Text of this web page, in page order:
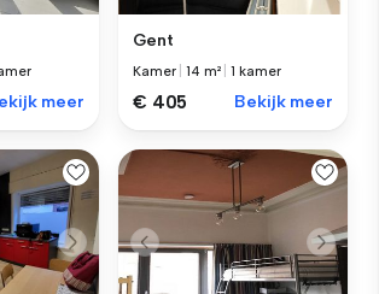
meer
Gent
Kamer |14 m² |1 kamer
€ 405 Bekijk meer